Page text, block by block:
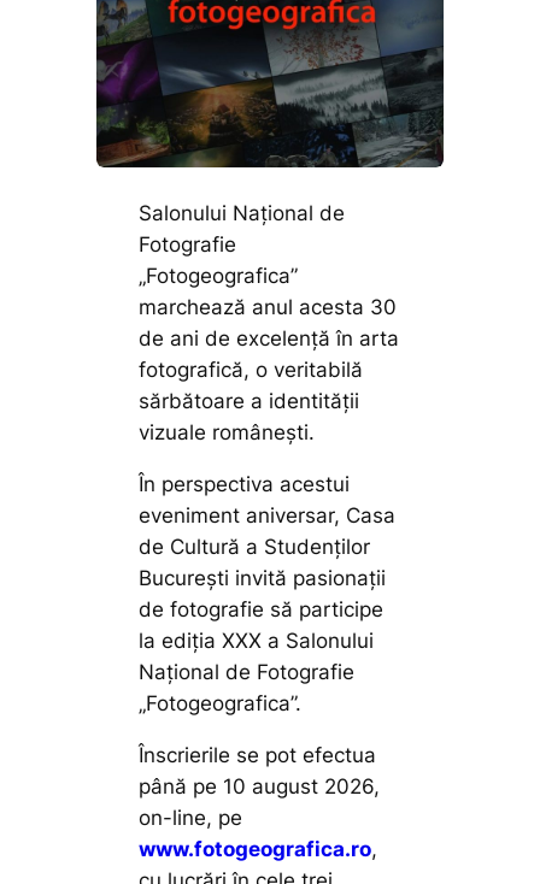
Salonului Naţional de
Fotografie
„Fotogeografica”
marchează anul acesta 30
de ani de excelență în arta
fotografică, o veritabilă
sărbătoare a identității
vizuale românești.
În perspectiva acestui
eveniment aniversar, Casa
de Cultură a Studenţilor
Bucureşti invită pasionații
de fotografie să participe
la ediţia XXX a Salonului
Naţional de Fotografie
„Fotogeografica”.
Înscrierile se pot efectua
până pe 10 august 2026,
on-line, pe
www.fotogeografica.ro,